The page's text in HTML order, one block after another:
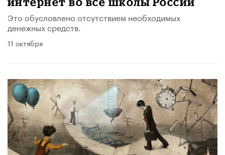
Это обусловлено отсутствием необходимых
денежных средств.
11 октября